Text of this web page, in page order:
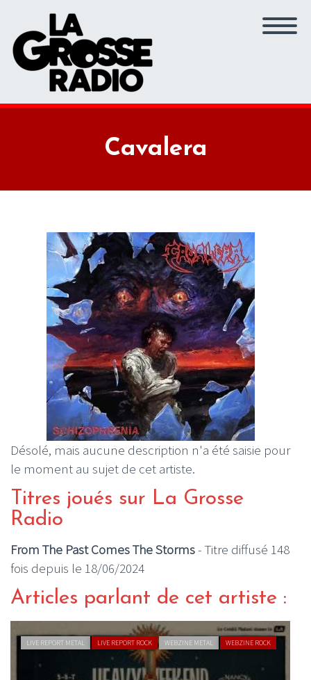
Cavalera
Désolé, mais aucune description n'a été saisie pour
le moment au sujet de cet artiste.
Titres joués sur La Grosse
Radio
From The Past Comes The Storms- Titre diffusé 148
fois depuis le 18/06/2024
Articles parlant de cet artiste :
LIVE REPORT METAL LIVE REPORT ROCK WEBZINE METAL WEBZINE ROCK